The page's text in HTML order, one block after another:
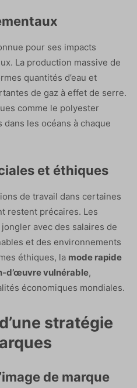
pour ses impacts
La production massive de
quantités d’eau et
de gaz à effet de serre.
comme le polyester
les océans à chaque
et éthiques
de travail dans certaines
restent précaires. Les
avec des salaires de
et des environnements
éthiques, la mode rapide
d’œuvre vulnérable,
économiques mondiales.
stratégie
de marque